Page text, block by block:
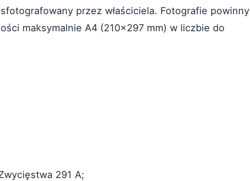
przez właściciela. Fotografie powinny
maksymalnie A4 (210x297 mm) w liczbie do
291 A;